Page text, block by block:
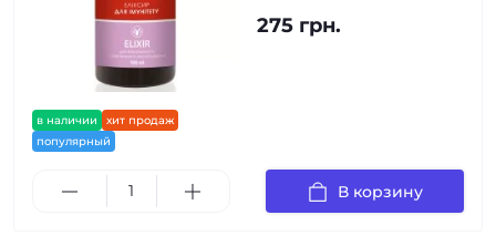
в наличии
хит продаж
популярный
275 грн.
В корзину